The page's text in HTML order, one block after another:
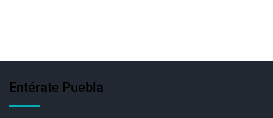
Entérate Puebla